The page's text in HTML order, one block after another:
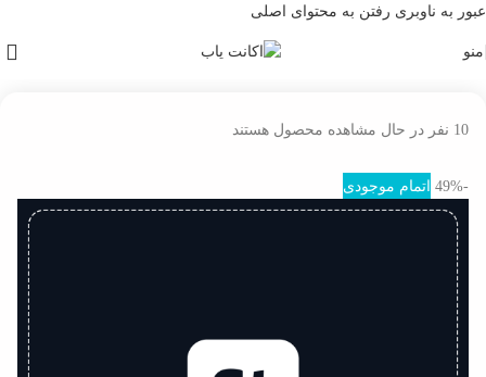
عبور به ناوبری رفتن به محتوای اصلی
منو
10 نفر در حال مشاهده محصول هستند
-49% اتمام موجودی